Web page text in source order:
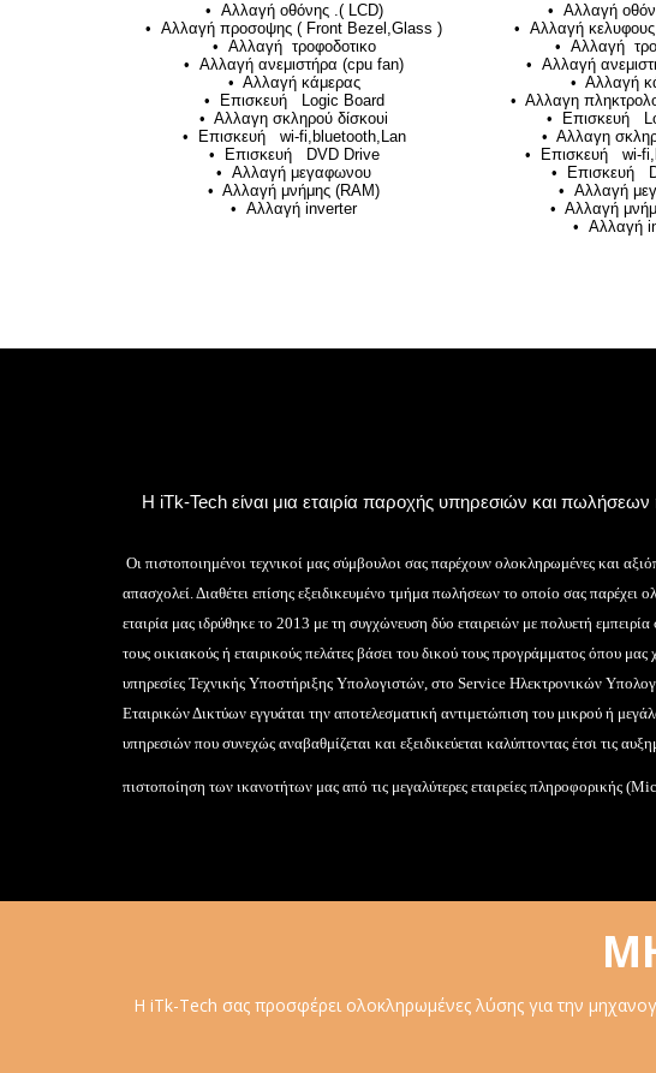
• Αλλαγή οθόνης .( LCD)
• Αλλαγή προσοψης ( Front Bezel,Glass )
• Αλλαγή τροφοδοτικο
• Αλλαγή ανεμιστήρα (cpu fan)
• Αλλαγή κάμερας
• Επισκευή Logic Board
• Αλλαγη σκληρού δίσκουi
• Επισκευή wi-fi,bluetooth,Lan
• Επισκευή DVD Drive
• Αλλαγή μεγαφωνου
• Αλλαγή μνήμης (RAM)
• Αλλαγή inverter
• Αλλαγή
• Αλλαγή
• Αλλαγή
• Αλλαγή
• Αλλαγή
• Αλλαγη
• Επισκευή
• Αλλαγη
• Επισκευή wi-
• Επισκευή
• Αλλαγή
• Αλλαγή
• Αλλαγή
Η iTk-Tech είναι μια εταιρία παροχής υπηρεσιών και
Οι πιστοποιημένοι τεχνικοί μας σύμβουλοι σας παρέχουν ολοκληρωμένες και
απασχολεί. Διαθέτει επίσης εξειδικευμένο τμήμα πωλήσεων το οποίο σας παρέχει
εταιρία μας ιδρύθηκε το 2013 με τη συγχώνευση δύο εταιρειών με πολυετή
τους οικιακούς ή εταιρικούς πελάτες βάσει του δικού τους προγράμματος όπου
υπηρεσίες Τεχνικής Υποστήριξης Υπολογιστών, στο Service Ηλεκτρονικών
Εταιρικών Δικτύων εγγυάται την αποτελεσματική αντιμετώπιση του μικρού ή
υπηρεσιών που συνεχώς αναβαθμίζεται και εξειδικεύεται καλύπτοντας έτσι τις
πιστοποίηση των ικανοτήτων μας από τις μεγαλύτερες εταιρείες πληροφορικής
Η iTk-Tech σας προσφέρει ολοκληρωμένες λύσης για την